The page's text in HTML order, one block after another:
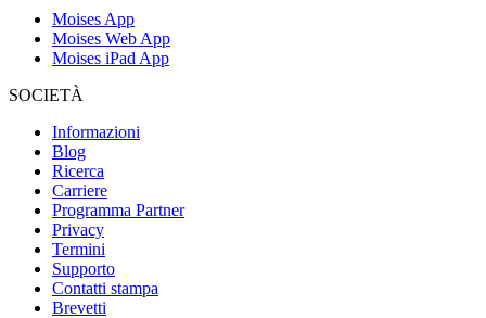
Moises App
Moises Web App
Moises iPad App
SOCIETÀ
Informazioni
Blog
Ricerca
Carriere
Programma Partner
Privacy
Termini
Supporto
Contatti stampa
Brevetti